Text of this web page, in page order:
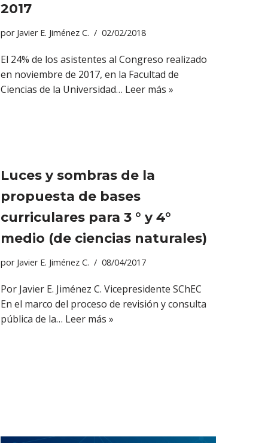
2017
por Javier E. Jiménez C. 02/02/2018
El 24% de los asistentes al Congreso realizado
en noviembre de 2017, en la Facultad de
Ciencias de la Universidad… Leer más »
Luces y sombras de la
propuesta de bases
curriculares para 3 ° y 4°
medio (de ciencias naturales)
por Javier E. Jiménez C. 08/04/2017
Por Javier E. Jiménez C. Vicepresidente SChEC
En el marco del proceso de revisión y consulta
pública de la… Leer más »